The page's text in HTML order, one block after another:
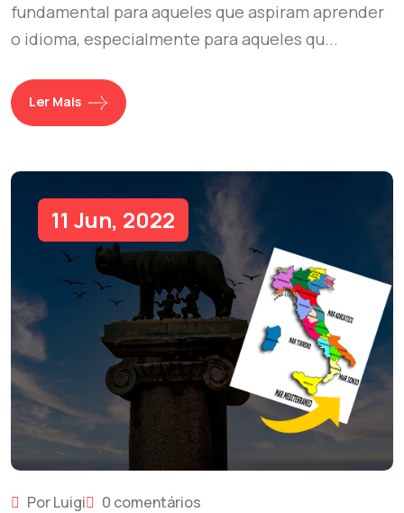
fundamental para aqueles que aspiram aprender
o idioma, especialmente para aqueles qu...
Ler Mais
11 Jun, 2022
Por Luigi 0 comentários